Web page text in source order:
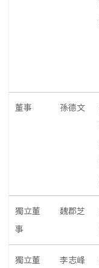
董事 孫德文
獨立董
事
魏郡芝
獨立董
李志峰